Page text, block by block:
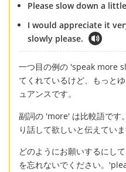
Please slow down a
I would appreciate it
slowly please.
一つ目の例の 'speak more
てくれているけど、もっと
ュアンスです。
副詞の 'more' は比較語です
り話して欲しいと伝えていま
どのようにお願いするにし
を忘れないでください。